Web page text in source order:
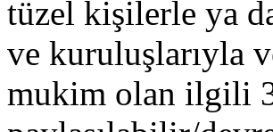
tüzel kişilerle ya
ve kuruluşlarıyla
mukim olan ilgili